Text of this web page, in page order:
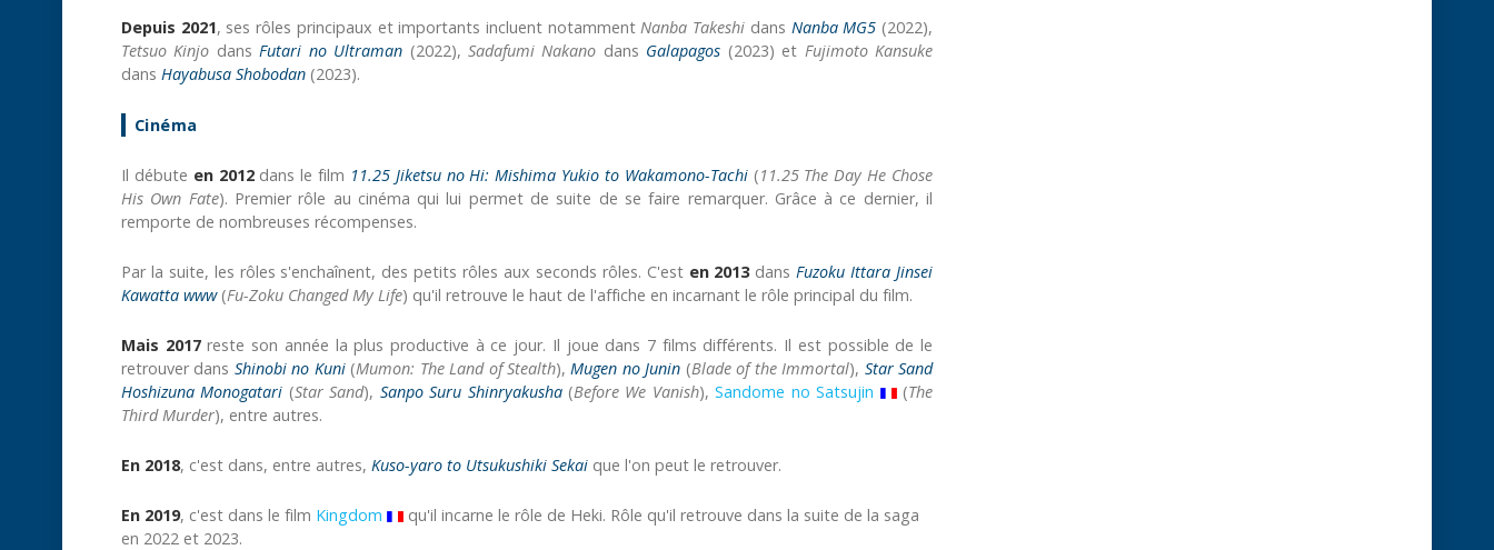
Depuis 2021, ses rôles principaux et importants incluent notamment Nanba Takeshi dans Nanba MG5 (2022),
Tetsuo Kinjo dans Futari no Ultraman (2022),Sadafumi Nakano dans Galapagos (2023) et Fujimoto Kansuke
dans Hayabusa Shobodan (2023).
Cinéma
Il débute en 2012dans le film 11.25 Jiketsu no Hi: Mishima Yukio to Wakamono-Tachi(11.25 The Day He Chose
His Own Fate). Premier rôle au cinéma qui lui permet de suite de se faire remarquer. Grâce à ce dernier, il
remporte de nombreuses récompenses.
Par la suite, les rôles s'enchaînent, des petits rôles aux seconds rôles. C'est en 2013dans Fuzoku Ittara Jinsei
Kawatta www(Fu-Zoku Changed My Life) qu'il retrouve le haut de l'affiche en incarnant le rôle principal du film.
Mais 2017reste son année la plus productive à ce jour. Il joue dans 7 films différents. Il est possible de le
retrouver dans Shinobi no Kuni(Mumon: The Land of Stealth), Mugen no Junin (Blade of the Immortal), Star Sand
Hoshizuna Monogatari (Star Sand), Sanpo Suru Shinryakusha(Before We Vanish),Sandome no Satsujin (The
Third Murder), entre autres.
En 2018, c'est dans, entre autres, Kuso-yaro to Utsukushiki Sekai que l'on peut le retrouver.
En 2019, c'est dans le film Kingdom
qu'il incarne le rôle de Heki. Rôle qu'il retrouve dans la suite de la saga
en 2022 et 2023.